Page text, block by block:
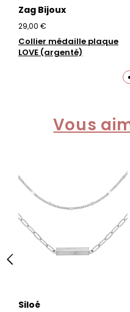
Zag Bijoux
29,00 €
Collier médaille plaque
LOVE (argenté)
Vous
Siloé